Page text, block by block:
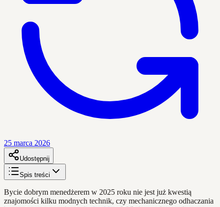
25 marca 2026
Udostępnij
Spis treści
Bycie dobrym menedżerem w 2025 roku nie jest już kwestią
znajomości kilku modnych technik, czy mechanicznego odhaczania